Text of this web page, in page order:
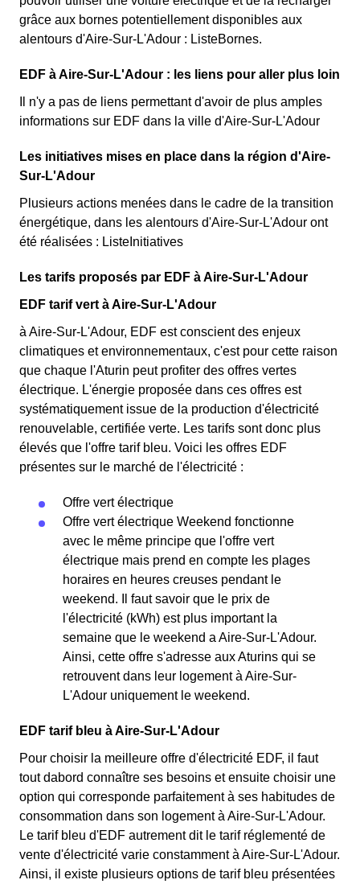
grâce aux bornes potentiellement disponibles aux
alentours d'Aire-Sur-L'Adour : ListeBornes.
EDF à Aire-Sur-L'Adour : les liens pour aller plus loin
Il n'y a pas de liens permettant d'avoir de plus amples
informations sur EDF dans la ville d'Aire-Sur-L'Adour
Les initiatives mises en place dans la région d'Aire-
Sur-L'Adour
Plusieurs actions menées dans le cadre de la transition
énergétique, dans les alentours d'Aire-Sur-L'Adour ont
été réalisées : ListeInitiatives
Les tarifs proposés par EDF à Aire-Sur-L'Adour
EDF tarif vert à Aire-Sur-L'Adour
à Aire-Sur-L'Adour, EDF est conscient des enjeux
climatiques et environnementaux, c'est pour cette raison
que chaque l'Aturin peut profiter des offres vertes
électrique. L'énergie proposée dans ces offres est
systématiquement issue de la production d'électricité
renouvelable, certifiée verte. Les tarifs sont donc plus
élevés que l'offre tarif bleu. Voici les offres EDF
présentes sur le marché de l'électricité :
Offre vert électrique
Offre vert électrique Weekend fonctionne
avec le même principe que l'offre vert
électrique mais prend en compte les plages
horaires en heures creuses pendant le
weekend. Il faut savoir que le prix de
l'électricité (kWh) est plus important la
semaine que le weekend a Aire-Sur-L'Adour.
Ainsi, cette offre s'adresse aux Aturins qui se
retrouvent dans leur logement à Aire-Sur-
L'Adour uniquement le weekend.
EDF tarif bleu à Aire-Sur-L'Adour
Pour choisir la meilleure offre d'électricité EDF, il faut
tout dabord connaître ses besoins et ensuite choisir une
option qui corresponde parfaitement à ses habitudes de
consommation dans son logement à Aire-Sur-L'Adour.
Le tarif bleu d'EDF autrement dit le tarif réglementé de
vente d'électricité varie constamment à Aire-Sur-L'Adour.
Ainsi, il existe plusieurs options de tarif bleu présentées